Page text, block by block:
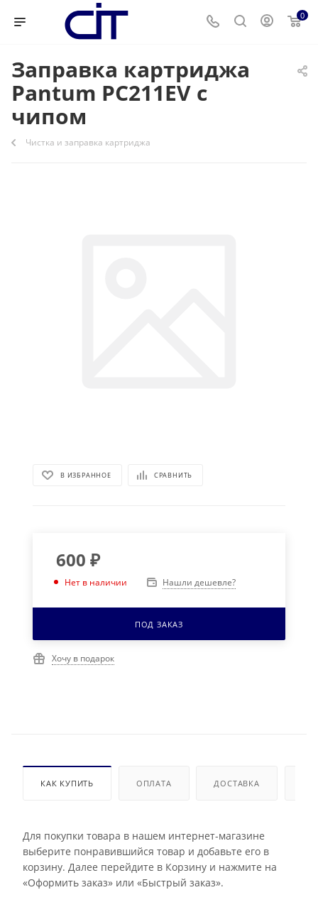
0
Заправка картриджа
Pantum PC211EV с
чипом
Чистка и заправка картриджа
В ИЗБРАННОЕ СРАВНИТЬ
600 ₽
Нет в наличии Нашли дешевле?
ПОД ЗАКАЗ
Хочу в подарок
КАК КУПИТЬ ОПЛАТА ДОСТАВКА
Для покупки товара в нашем интернет-магазине
выберите понравившийся товар и добавьте его в
корзину. Далее перейдите в Корзину и нажмите на
«Оформить заказ» или «Быстрый заказ».